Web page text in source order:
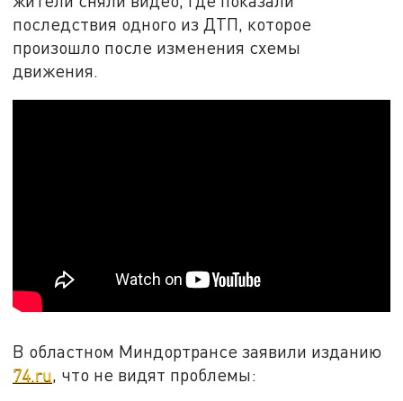
последствия одного из ДТП, которое
произошло после изменения схемы
движения.
В областном Миндортрансе заявили изданию
74.ru, что не видят проблемы: